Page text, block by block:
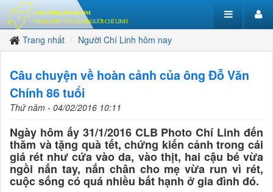
Trang nhất Người Chí Linh hôm nay
Câu chuyện về hoàn cảnh của ông Đỗ Văn
Chính 86 tuổi
Thứ năm - 04/02/2016 10:11
Ngày hôm ấy 31/1/2016 CLB Photo Chí Linh đến
thăm và tặng quà tết, chứng kiến cảnh trong cái
giá rét như cứa vào da, vào thịt, hai cậu bé vừa
ngồi nắn tay, nắn chân cho mẹ vừa run vì rét,
cuộc sống có quá nhiều bất hạnh ở gia đình đó.